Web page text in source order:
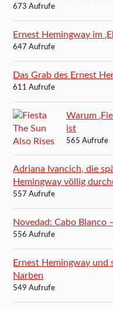
673 Aufrufe
Ernest Hemingway im
647 Aufrufe
Das Grab des Ernest
611 Aufrufe
Warum
ist
565 Aufrufe
Adriana Ivancich, die
Hemingway völlig
557 Aufrufe
Novedad: Cabo Blanco
556 Aufrufe
Ernest Hemingway und
Narben
549 Aufrufe